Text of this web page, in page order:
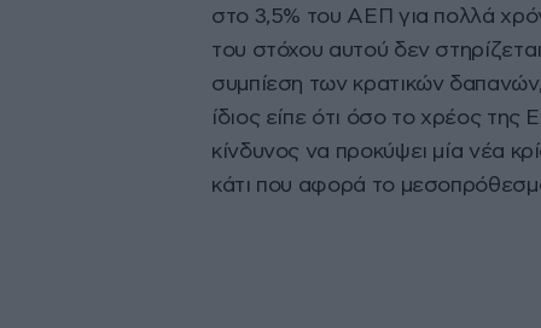
στο 3,5% του ΑΕΠ για πολλά
του στόχου αυτού δεν
συμπίεση των κρατικών
ίδιος είπε ότι όσο το χρέος της
κίνδυνος να προκύψει μία νέα
κάτι που αφορά το